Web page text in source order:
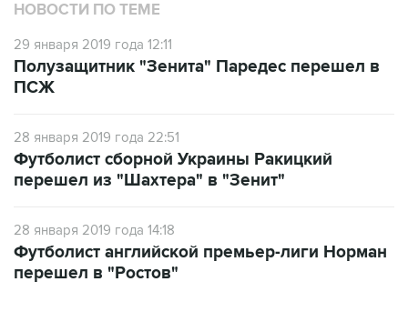
НОВОСТИ ПО ТЕМЕ
29 января 2019 года 12:11
Полузащитник "Зенита" Паредес перешел в
ПСЖ
28 января 2019 года 22:51
Футболист сборной Украины Ракицкий
перешел из "Шахтера" в "Зенит"
28 января 2019 года 14:18
Футболист английской премьер-лиги Норман
перешел в "Ростов"